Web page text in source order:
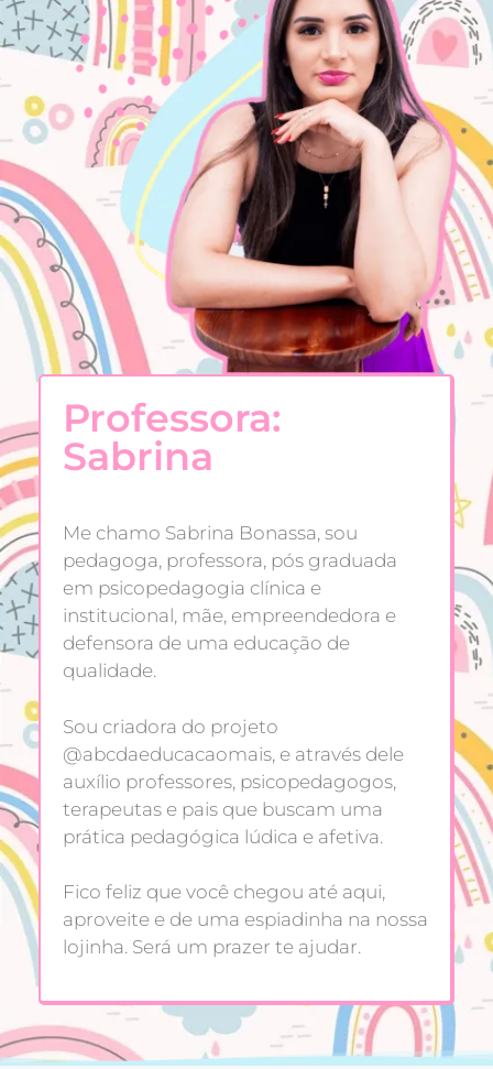
Professora:
Sabrina
Me chamo Sabrina Bonassa, sou
pedagoga, professora, pós graduada
em psicopedagogia clínica e
institucional, mãe, empreendedora e
defensora de uma educação de
qualidade.
Sou criadora do projeto
@abcdaeducacaomais, e através dele
auxílio professores, psicopedagogos,
terapeutas e pais que buscam uma
prática pedagógica lúdica e afetiva.
Fico feliz que você chegou até aqui,
aproveite e de uma espiadinha na nossa
lojinha. Será um prazer te ajudar.